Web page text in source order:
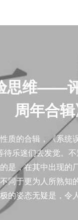
思维——
周年合
质的合辑，《系统
待乐迷们去发觉。
是，在其中出现的
同于更为人所熟知
的姿态无疑是，令